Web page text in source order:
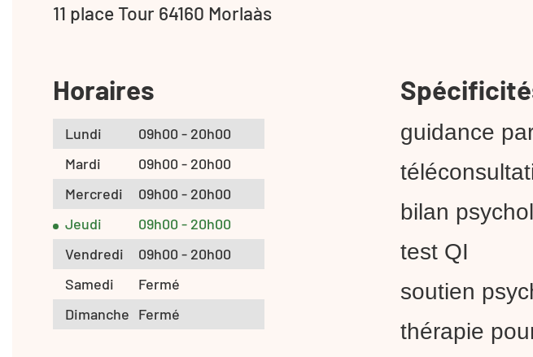
11 place Tour 64160 Morlaàs
Horaires
Lundi
09h00 - 20h00
Mardi
09h00 - 20h00
Mercredi
09h00 - 20h00
Jeudi
09h00 - 20h00
Vendredi
09h00 - 20h00
Samedi
Fermé
Dimanche Fermé
guidance
bilan
test QI
soutien
thérapie